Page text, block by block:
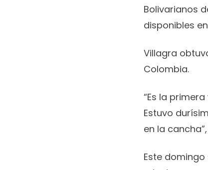
Bolivarianos
disponibles
Villagra
Colombia.
“Es la
Estuvo
en la
Este